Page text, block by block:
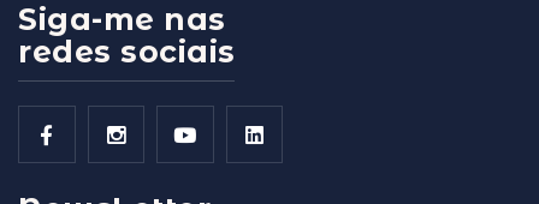
Siga-me nas
redes sociais